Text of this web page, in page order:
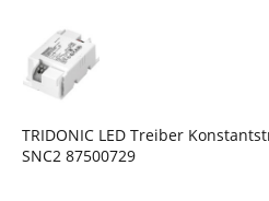
TRIDONIC LED Treiber
SNC2 87500729